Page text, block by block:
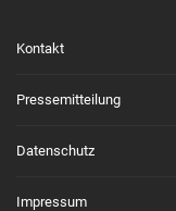
Kontakt
Pressemitteilung
Datenschutz
Impressum